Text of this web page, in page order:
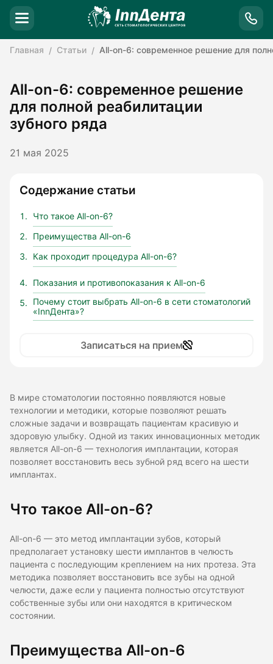
Главная Статьи All-on-6: современное решение для
All-on-6: современное решение
для полной реабилитации
зубного ряда
21 мая 2025
Содержание статьи
Что такое All-on-6?
Преимущества All-on-6
Как проходит процедура All-on-6?
Показания и противопоказания к All-on-6
Почему стоит выбрать All-on-6 в сети стоматологий
«InnДента»?
Записаться на прием
В мире стоматологии постоянно появляются новые
технологии и методики, которые позволяют решать
сложные задачи и возвращать пациентам красивую и
здоровую улыбку. Одной из таких инновационных методик
является All-on-6 — технология имплантации, которая
позволяет восстановить весь зубной ряд всего на шести
имплантах.
Что такое All-on-6?
All-on-6 — это метод имплантации зубов, который
предполагает установку шести имплантов в челюсть
пациента с последующим креплением на них протеза. Эта
методика позволяет восстановить все зубы на одной
челюсти, даже если у пациента полностью отсутствуют
собственные зубы или они находятся в критическом
состоянии.
Преимущества All-on-6